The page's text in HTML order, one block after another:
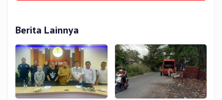
Berita Lainnya